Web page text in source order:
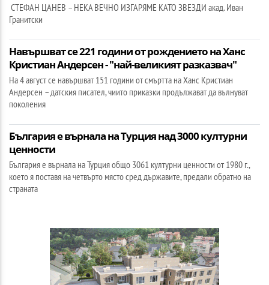
СТЕФАН ЦАНЕВ – НЕКА ВЕЧНО ИЗГАРЯМЕ КАТО ЗВЕЗДИ акад. Иван
Гранитски
Навършват се 221 години от рождението на Ханс
Кристиан Андерсен - "най-великият разказвач"
На 4 август се навършват 151 години от смъртта на Ханс Кристиан
Андерсен – датския писател, чиито приказки продължават да вълнуват
поколения
България е върнала на Турция над 3000 културни
ценности
България е върнала на Турция общо 3061 културни ценности от 1980 г.,
което я поставя на четвърто място сред държавите, предали обратно на
страната